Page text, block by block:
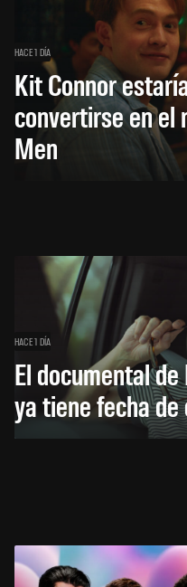
HACE 1 DÍA
Kit Connor
convertirse en el
Men
HACE 1 DÍA
El documental
ya tiene fecha